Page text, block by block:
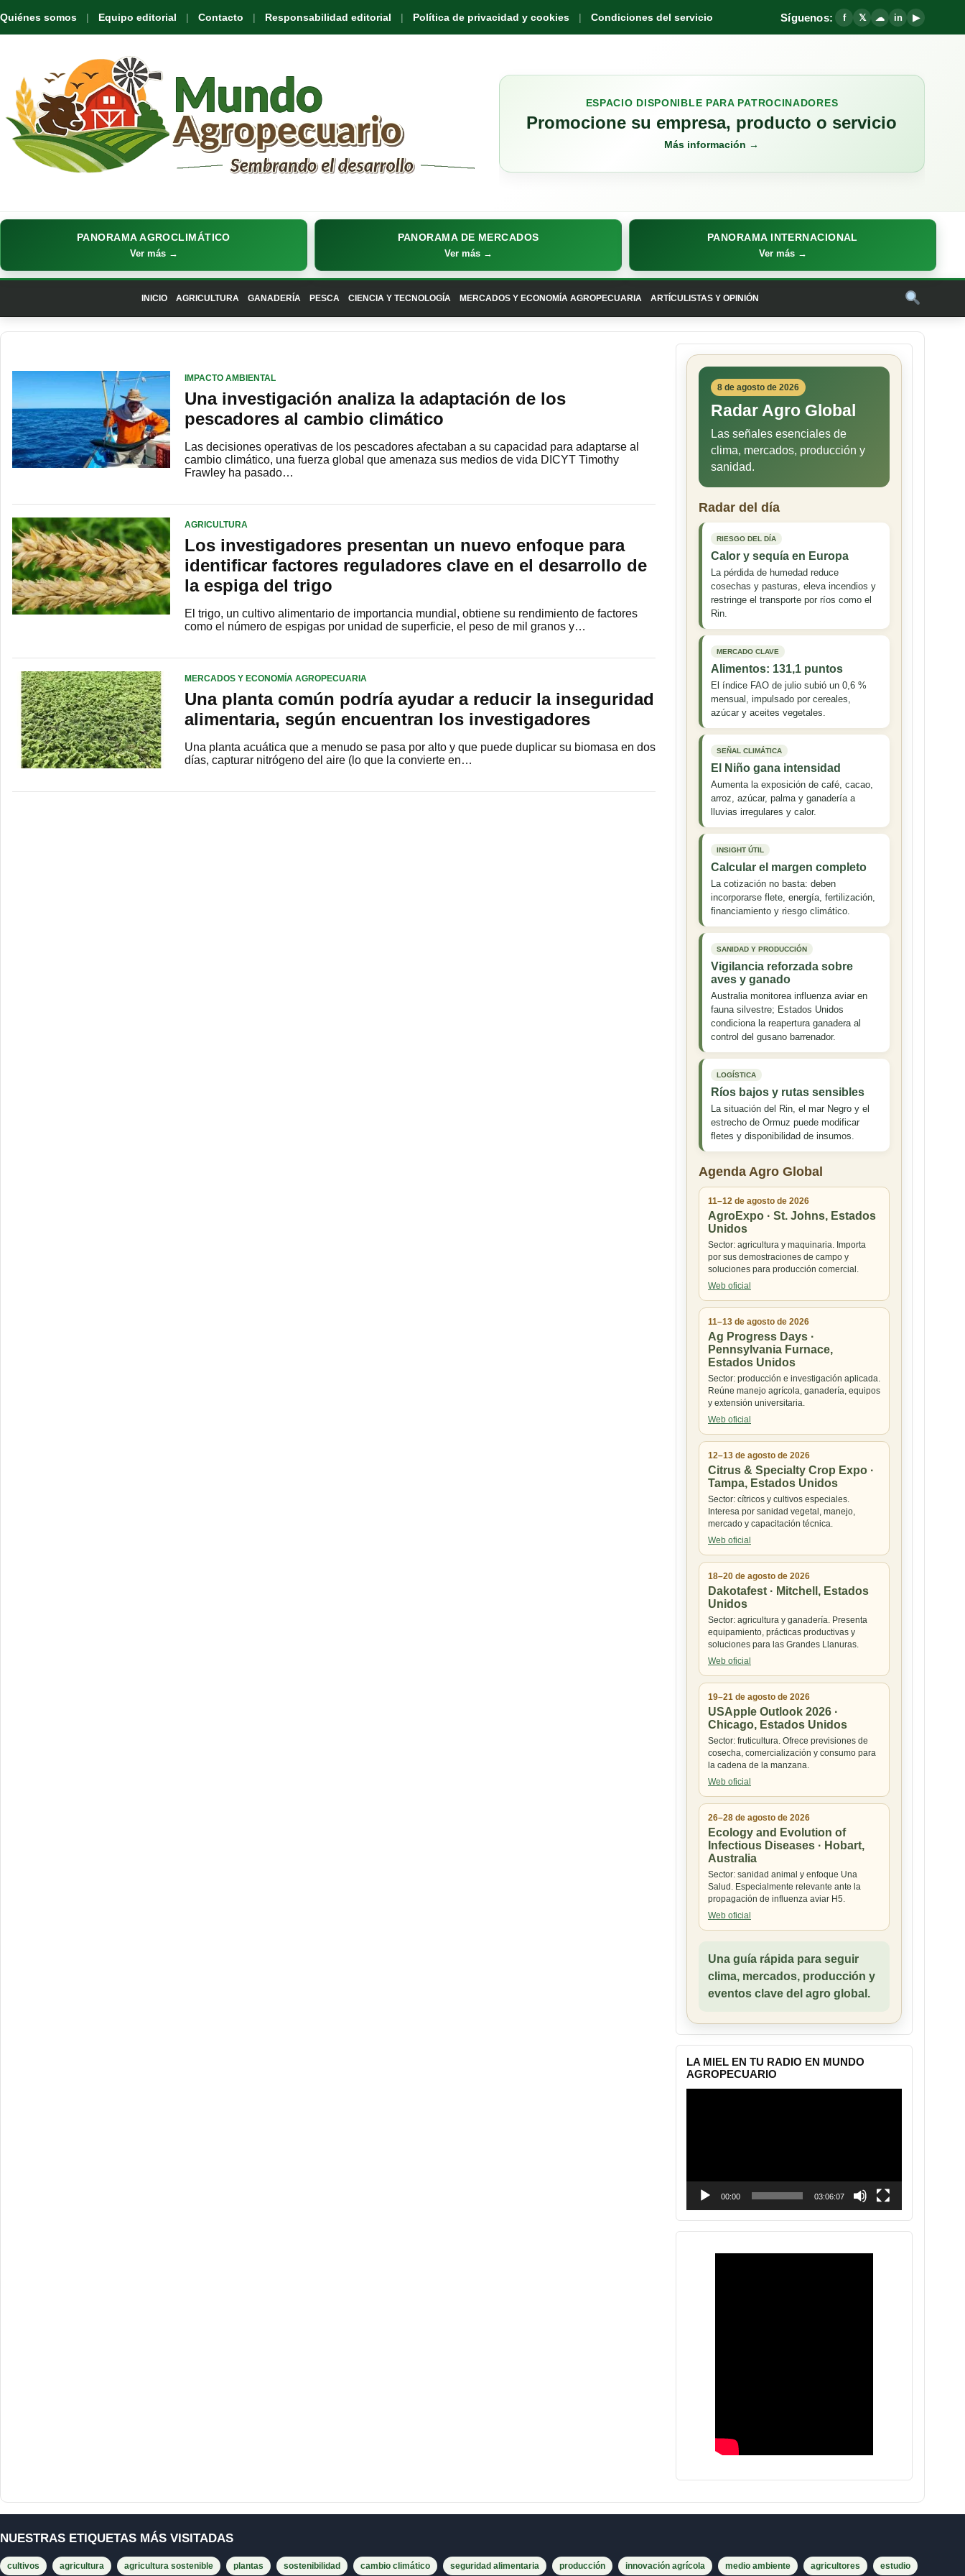
Quiénes somos Equipo editorial Contacto Responsabilidad editorial Política de privacidad y cookies Condiciones del servicio Síguenos: f 𝕏 ☁ in ▶
ESPACIO DISPONIBLE PARA PATROCINADORES
Promocione su empresa, producto o servicio
Más información →
PANORAMA AGROCLIMÁTICO
Ver más →
PANORAMA DE MERCADOS
Ver más →
PANORAMA INTERNACIONAL
Ver más →
INICIO AGRICULTURA GANADERÍA PESCA CIENCIA Y TECNOLOGÍA MERCADOS Y ECONOMÍA AGROPECUARIA ARTÍCULISTAS Y OPINIÓN
IMPACTO AMBIENTAL
Una investigación analiza la adaptación de los
pescadores al cambio climático
Las decisiones operativas de los pescadores afectaban a su capacidad para adaptarse al
cambio climático, una fuerza global que amenaza sus medios de vida DICYT Timothy
Frawley ha pasado…
AGRICULTURA
Los investigadores presentan un nuevo enfoque para
identificar factores reguladores clave en el desarrollo de
la espiga del trigo
El trigo, un cultivo alimentario de importancia mundial, obtiene su rendimiento de factores
como el número de espigas por unidad de superficie, el peso de mil granos y…
MERCADOS Y ECONOMÍA AGROPECUARIA
Una planta común podría ayudar a reducir la inseguridad
alimentaria, según encuentran los investigadores
Una planta acuática que a menudo se pasa por alto y que puede duplicar su biomasa en dos
días, capturar nitrógeno del aire (lo que la convierte en…
8 de agosto de 2026
Radar Agro Global
Las señales esenciales de
clima, mercados, producción y
sanidad.
Radar del día
RIESGO DEL DÍA
Calor y sequía en Europa
La pérdida de humedad reduce
cosechas y pasturas, eleva incendios y
restringe el transporte por ríos como el
Rin.
MERCADO CLAVE
Alimentos: 131,1 puntos
El índice FAO de julio subió un 0,6 %
mensual, impulsado por cereales,
azúcar y aceites vegetales.
SEÑAL CLIMÁTICA
El Niño gana intensidad
Aumenta la exposición de café, cacao,
arroz, azúcar, palma y ganadería a
lluvias irregulares y calor.
INSIGHT ÚTIL
Calcular el margen completo
La cotización no basta: deben
incorporarse flete, energía, fertilización,
financiamiento y riesgo climático.
SANIDAD Y PRODUCCIÓN
Vigilancia reforzada sobre
aves y ganado
Australia monitorea influenza aviar en
fauna silvestre; Estados Unidos
condiciona la reapertura ganadera al
control del gusano barrenador.
LOGÍSTICA
Ríos bajos y rutas sensibles
La situación del Rin, el mar Negro y el
estrecho de Ormuz puede modificar
fletes y disponibilidad de insumos.
Agenda Agro Global
11–12 de agosto de 2026
AgroExpo · St. Johns, Estados
Unidos
Sector: agricultura y maquinaria. Importa
por sus demostraciones de campo y
soluciones para producción comercial.
Web oficial
11–13 de agosto de 2026
Ag Progress Days ·
Pennsylvania Furnace,
Estados Unidos
Sector: producción e investigación aplicada.
Reúne manejo agrícola, ganadería, equipos
y extensión universitaria.
Web oficial
12–13 de agosto de 2026
Citrus & Specialty Crop Expo ·
Tampa, Estados Unidos
Sector: cítricos y cultivos especiales.
Interesa por sanidad vegetal, manejo,
mercado y capacitación técnica.
Web oficial
18–20 de agosto de 2026
Dakotafest · Mitchell, Estados
Unidos
Sector: agricultura y ganadería. Presenta
equipamiento, prácticas productivas y
soluciones para las Grandes Llanuras.
Web oficial
19–21 de agosto de 2026
USApple Outlook 2026 ·
Chicago, Estados Unidos
Sector: fruticultura. Ofrece previsiones de
cosecha, comercialización y consumo para
la cadena de la manzana.
Web oficial
26–28 de agosto de 2026
Ecology and Evolution of
Infectious Diseases · Hobart,
Australia
Sector: sanidad animal y enfoque Una
Salud. Especialmente relevante ante la
propagación de influenza aviar H5.
Web oficial
Una guía rápida para seguir
clima, mercados, producción y
eventos clave del agro global.
LA MIEL EN TU RADIO EN MUNDO
AGROPECUARIO
00:00 03:06:07
NUESTRAS ETIQUETAS MÁS VISITADAS
cultivos agricultura agricultura sostenible plantas sostenibilidad cambio climático seguridad alimentaria producción innovación agrícola medio ambiente agricultores estudio